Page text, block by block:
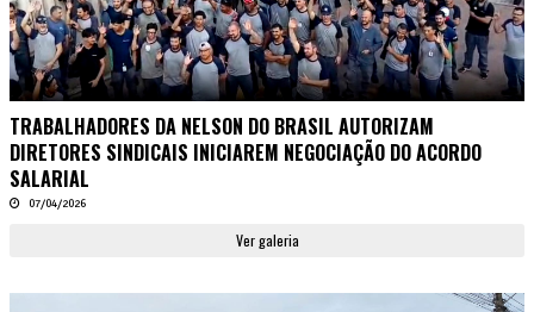
TRABALHADORES DA NELSON DO BRASIL AUTORIZAM
DIRETORES SINDICAIS INICIAREM NEGOCIAÇÃO DO ACORDO
SALARIAL
07/04/2026
Ver galeria